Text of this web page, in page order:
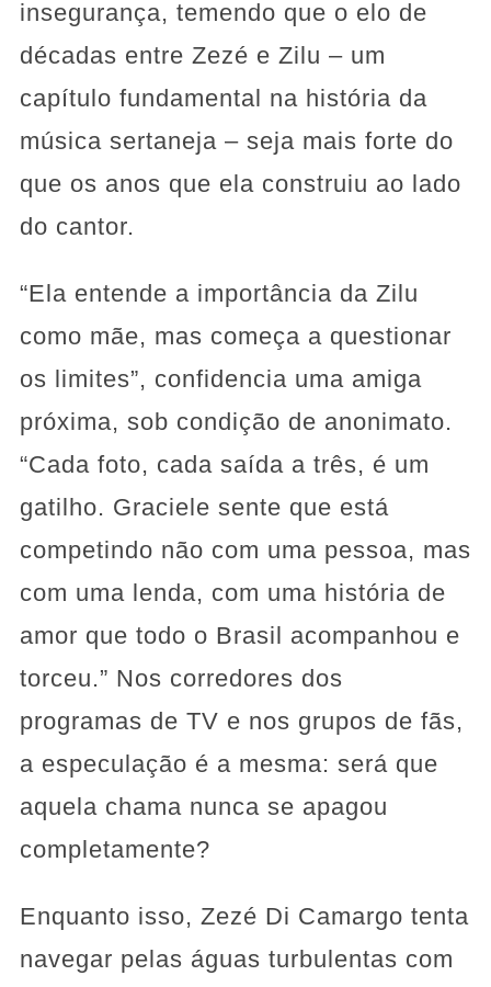
insegurança, temendo que o elo de
décadas entre Zezé e Zilu – um
capítulo fundamental na história da
música sertaneja – seja mais forte do
que os anos que ela construiu ao lado
do cantor.
“Ela entende a importância da Zilu
como mãe, mas começa a questionar
os limites”, confidencia uma amiga
próxima, sob condição de anonimato.
“Cada foto, cada saída a três, é um
gatilho. Graciele sente que está
competindo não com uma pessoa, mas
com uma lenda, com uma história de
amor que todo o Brasil acompanhou e
torceu.” Nos corredores dos
programas de TV e nos grupos de fãs,
a especulação é a mesma: será que
aquela chama nunca se apagou
completamente?
Enquanto isso, Zezé Di Camargo tenta
navegar pelas águas turbulentas com